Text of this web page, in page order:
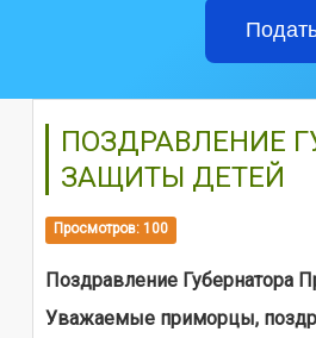
ПОЗДРАВЛЕНИЕ
ЗАЩИТЫ ДЕТЕЙ
Просмотров: 100
Поздравление Губернатора
Уважаемые приморцы,